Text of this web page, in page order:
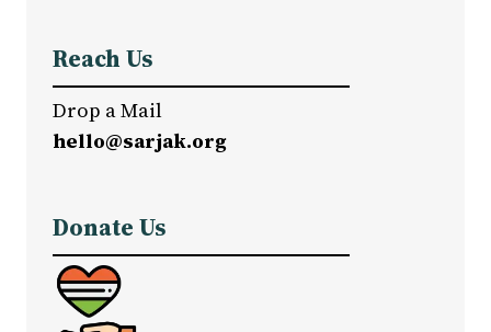
Reach Us
Drop a Mail
hello@sarjak.org
Donate Us